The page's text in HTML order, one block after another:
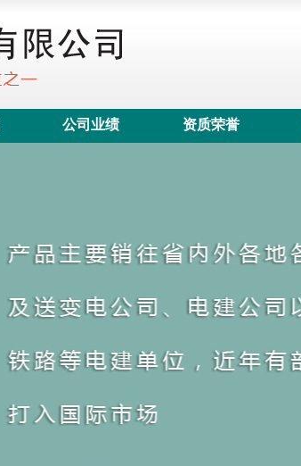
公司业绩 资质荣誉